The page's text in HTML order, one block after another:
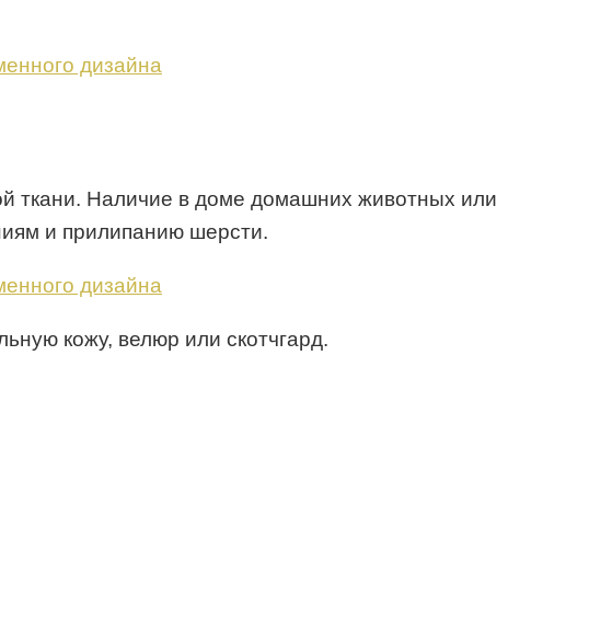
ткани. Наличие в доме домашних животных или
и прилипанию шерсти.
кожу, велюр или скотчгард.